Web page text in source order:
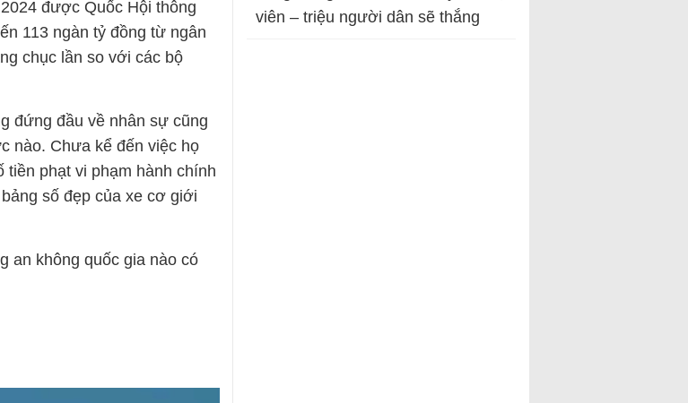
được Quốc Hội thông
113 ngàn tỷ đồng từ ngân
chục lần so với các bộ
đứng đầu về nhân sự cũng
nào. Chưa kể đến việc họ
phạt vi phạm hành chính
số đẹp của xe cơ giới
an không quốc gia nào có
viên – triệu người dân sẽ thắng